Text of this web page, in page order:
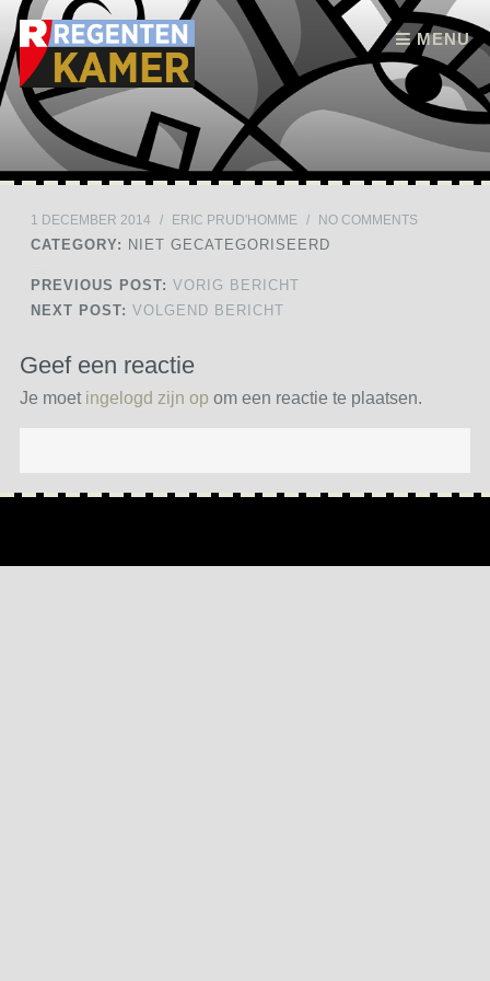
MENU
Skip to content
1 DECEMBER 2014 / ERIC PRUD'HOMME / NO COMMENTS
CATEGORY: NIET GECATEGORISEERD
PREVIOUS POST: VORIG BERICHT
NEXT POST: VOLGEND BERICHT
Geef een reactie
Je moet ingelogd zijn op om een reactie te plaatsen.